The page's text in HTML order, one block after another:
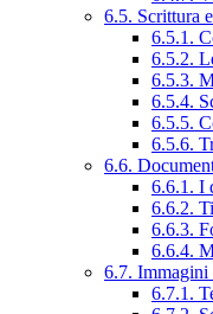
6.5. Scrittura
6.5.1.
6.5.2.
6.5.3.
6.5.4.
6.5.5.
6.5.6.
6.6.
6.6.1. I
6.6.2.
6.6.3.
6.6.4.
6.7. Immagini
6.7.1.